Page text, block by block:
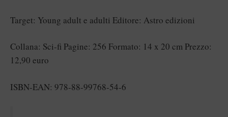
Target: Young adult e adulti Editore: Astro edizioni
Collana: Sci-fi Pagine: 256 Formato: 14 x 20 cm Prezzo:
12,90 euro
ISBN-EAN: 978-88-99768-54-6